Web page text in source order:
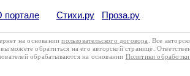
портале Стихи.ру Проза.ру
на основаниипользовательского договора
. Все
можете обратиться на его авторской странице.
обрабатываются на основании Политики